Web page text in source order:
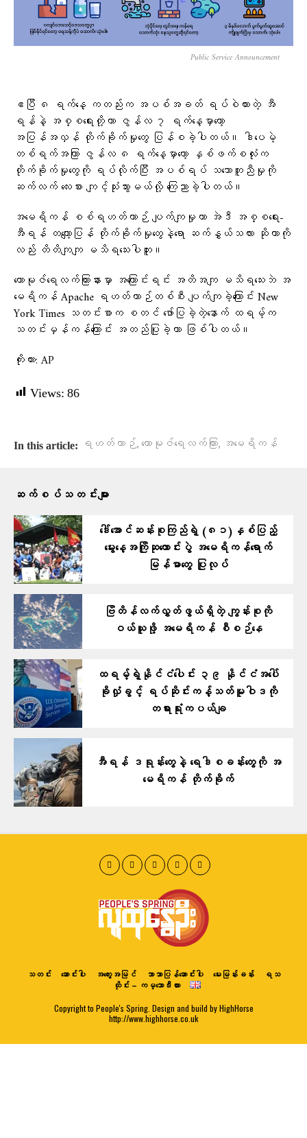
Public Service Announcement
ဧပြီ ၈ ရက်နေ့ ကတည်းက အပစ်အခတ် ရပ်စဲထားတဲ့ အီ
ရန်နဲ့ အစ္စရေးတို့ဟာ ဇွန်လ ၇ ရက်နေ့မှာတော့
အပြန်အလှန် တိုက်ခိုက်မှုတွေ ပြန်စခဲ့ပါတယ်။ ဒါပေမဲ့
တစ်ရက်အကြာ ဇွန်လ ၈ ရက်နေ့မှာတော့ နှစ်ဖက်စလုံးက
တိုက်ခိုက်မှုတွေကို ရပ်လိုက်ပြီး အပစ်ရပ် သဘောတူညီမှုကို
ဆက်လက် လေးစား ကျင့်သုံးသွားမယ်လို့ ကြေညာခဲ့ပါတယ်။
အမေရိကန် စစ်ရဟတ်ယာဉ် ပျက်ကျမှုဟာ အဲဒီ အစ္စရေး-
အီရန် တကျော့ပြန် တိုက်ခိုက်မှုတွေနဲ့ရော ဆက်နွှယ်သလား ဆိုတာကို
လည်း တိတိကျကျ မသိရသေးပါဘူး။
ဟောမုဇ်ရေလက်ကြားနားမှာ အကြောင်းရင်း အတိအကျ မသိရသေးဘဲ အ
မေရိကန် Apache ရဟတ်ယာဉ်တစ်စီး ပျက်ကျခဲ့ကြောင်း New
York Times သတင်းစာက စတင် ဖော်ပြခဲ့တဲ့နောက် ထရမ့်က
သတင်းမှန်ကန်ကြောင်း အတည်ပြုခဲ့တာ ဖြစ်ပါတယ်။
ကိုးကား: AP
Views: 86
In this article: ရဟတ်ယာဉ်, ဟောမုဇ်ရေလက်ကြား, အမေရိကန်
ဆက်စပ်သတင်းများ
ဒေါ်အောင်ဆန်းစုကြည်ရဲ့ (၈၁)နှစ်ပြည့်
မွေးနေ့အကြိုဆုတောင်းပွဲ အမေရိကန်ရောက်
မြန်မာတွေ ပြုလုပ်
ဗြိတိန်လက်လွှတ်ဖွယ်ရှိတဲ့ ကျွန်းစုကို
ဝယ်ယူဖို့ အမေရိကန် စီစဉ်နေ
ထရမ့်ရဲ့နိုင်ငံ​ပေါင်း ၃၉ နိုင်ငံအပေါ်
ခိုလှုံခွင့် ရပ်ဆိုင်းကန့်သတ်မူဝါဒကို
တရားရုံးကပယ်ချ
အီရန် ဒရုန်းတွေနဲ့ ရေဒါစခန်းတွေကို အ
မေရိကန် တိုက်ခိုက်
သတင်း ဆောင်းပါး အတွေးအမြင် ဘာသာပြန်ဆောင်းပါး မေးမြန်းခန်း
ရသ
ထိုင်း – ကမ္ဘောဒီးယား
Copyright to People's Spring. Design and build by HighHorse
http://www.highhorse.co.uk